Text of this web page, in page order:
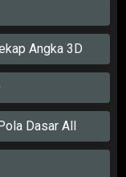
Angka 3D
Dasar All